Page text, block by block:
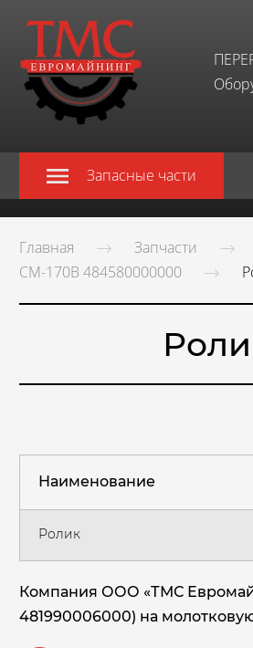
Запасные части
Главная
Запчасти
СМ-170В 484580000000
Наименование
Ролик
Компания ООО «ТМС
481990006000) на